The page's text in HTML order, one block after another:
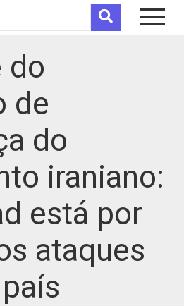
do
de
do
iraniano:
está por
ataques